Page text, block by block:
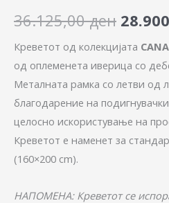
36.125,00ден
Креветот од колекцијата
од оплеменета иверица со
Металната рамка со летви од
благодарение на
целосно искористување на
Креветот е наменет за
(160×200 cm).
НАПОМЕНА: Креветот се